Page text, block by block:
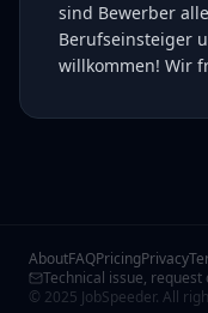
sind Bewerber
Berufseinsteiger
willkommen! Wir
AboutFAQPricingPrivacy
Technical issue, request
© 2025 JobSpeeder. All